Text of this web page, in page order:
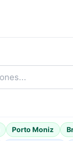
Porto Moniz